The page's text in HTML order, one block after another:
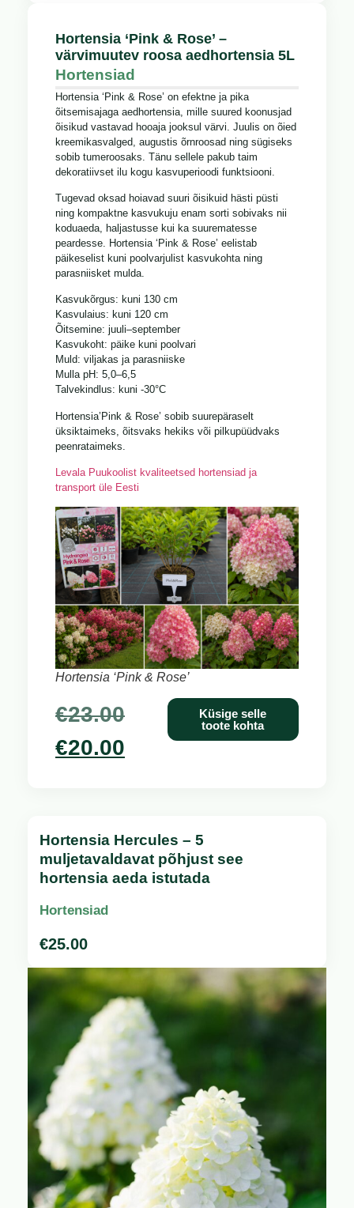
Hortensia ‘Pink & Rose’ –
värvimuutev roosa aedhortensia 5L
Hortensiad
Hortensia ‘Pink & Rose’ on efektne ja pika
õitsemisajaga aedhortensia, mille suured koonusjad
õisikud vastavad hooaja jooksul värvi. Juulis on õied
kreemikasvalged, augustis õrnroosad ning sügiseks
sobib tumeroosaks. Tänu sellele pakub taim
dekoratiivset ilu kogu kasvuperioodi funktsiooni.
Tugevad oksad hoiavad suuri õisikuid hästi püsti
ning kompaktne kasvukuju enam sorti sobivaks nii
koduaeda, haljastusse kui ka suurematesse
peardesse. Hortensia ‘Pink & Rose’ eelistab
päikeselist kuni poolvarjulist kasvukohta ning
parasniisket mulda.
Kasvukõrgus: kuni 130 cm
Kasvulaius: kuni 120 cm
Õitsemine: juuli–september
Kasvukoht: päike kuni poolvari
Muld: viljakas ja parasniiske
Mulla pH: 5,0–6,5
Talvekindlus: kuni -30°C
Hortensia’Pink & Rose’ sobib suurepäraselt
üksiktaimeks, õitsvaks hekiks või pilkupüüdvaks
peenrataimeks.
Levala Puukoolist kvaliteetsed hortensiad ja
transport üle Eesti
Hortensia ‘Pink & Rose’
€23.00
€20.00
Küsige selle
toote kohta
Hortensia Hercules – 5
muljetavaldavat põhjust see
hortensia aeda istutada
Hortensiad
€25.00